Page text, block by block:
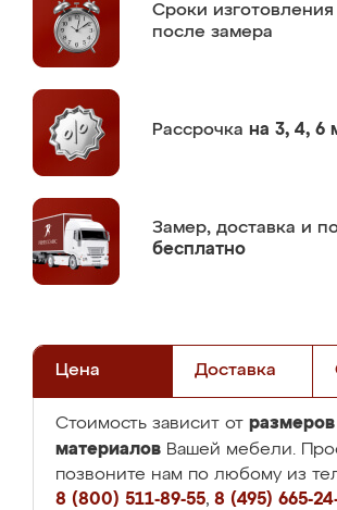
Сроки изготовления
после замера
Рассрочка на 3, 4, 6
Замер, доставка и
бесплатно
Цена Доставка
Стоимость зависит от
материалов Вашей мебели.
позвоните нам по любому из
8 (800) 511-89-55, 8 (495) 665-